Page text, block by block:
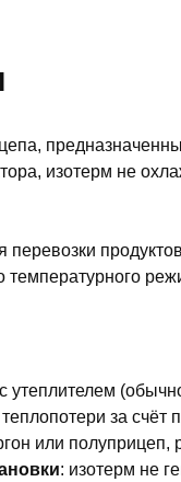
изотерм не
перевозки
температурного
утеплителем
за счёт
или
: изотерм не